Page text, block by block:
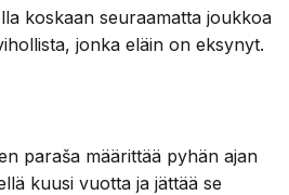
koskaan seuraamatta joukkoa
jonka eläin on eksynyt.
paraša määrittää pyhän ajan
kuusi vuotta ja jättää se